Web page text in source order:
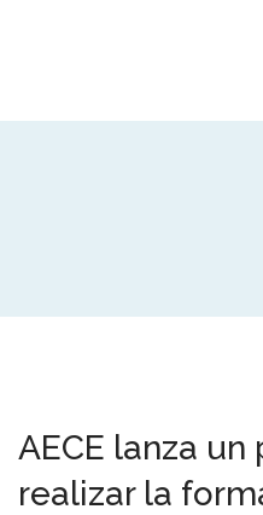
AECE lanza
realizar la